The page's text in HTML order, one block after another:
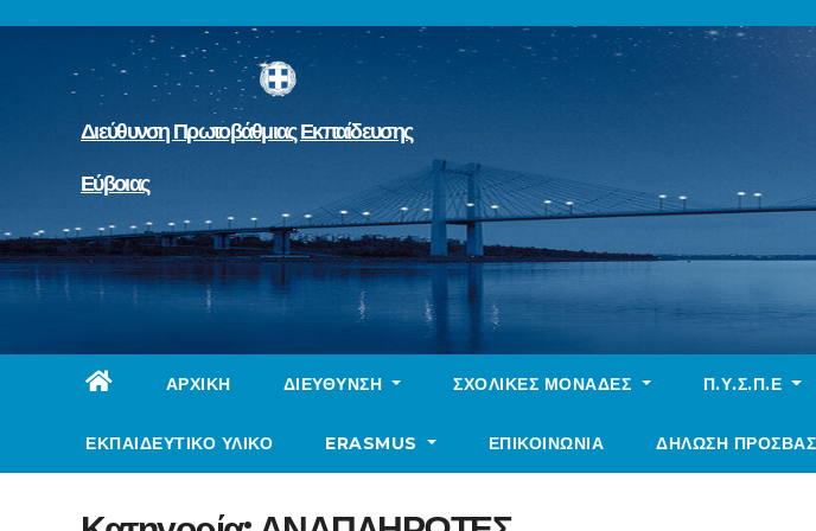
Διεύθυνση Πρωτοβάθμιας Εκπαίδευσης
Εύβοιας
ΑΡΧΙΚΉ ΔΙΕΥΘΥΝΣΗ ΣΧΟΛΙΚΕΣ ΜΟΝΑΔΕΣ Π.Υ.Σ.Π.Ε
ΕΚΠΑΙΔΕΥΤΙΚΟ ΥΛΙΚΟ ERASMUS ΕΠΙΚΟΙΝΩΝΙΑ ΔΉΛΩΣΗ